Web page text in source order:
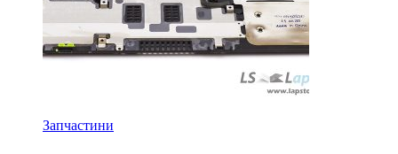
Запчастини